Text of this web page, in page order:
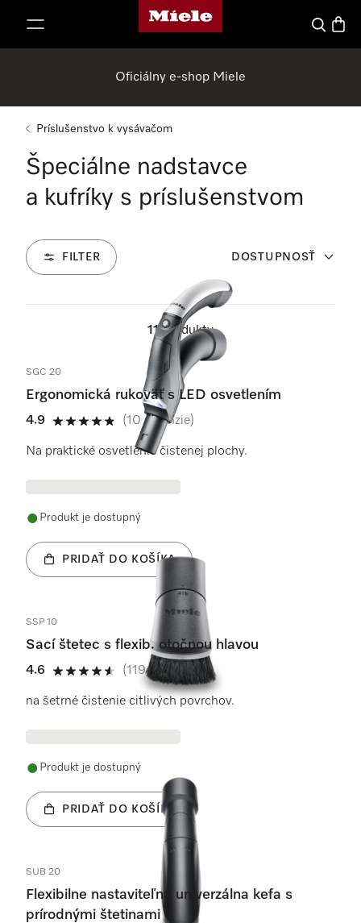
Domovská stránka spoločnosti Miele
Hľadať
Oficiálny e-shop Miele
Príslušenstvo k vysávačom
Špeciálne nadstavce
a kufríky s príslušenstvom
FILTER DOSTUPNOSŤ
11 Produkty
SGC 20
Ergonomická rukoväť s LED osvetlením
4.9
4.9 / 5
(10 recenzie)
Na praktické osvetlenie čistenej plochy.
Produkt je dostupný
PRIDAŤ DO KOŠÍKA
SSP 10
Sací štetec s flexib. otočnou hlavou
4.6
4.6 / 5
(119 recenzie)
na šetrné čistenie citlivých povrchov.
Produkt je dostupný
PRIDAŤ DO KOŠÍKA
SUB 20
Flexibilne nastaviteľná univerzálna kefa s
prírodnými štetinami